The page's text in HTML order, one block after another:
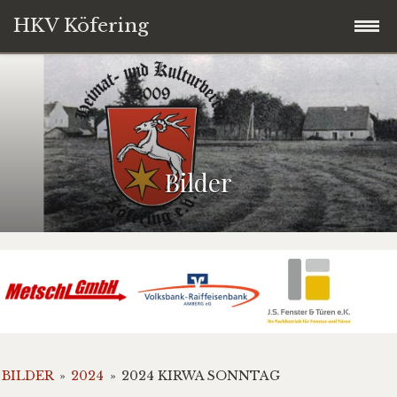
HKV Köfering
Termine
Brotbackofen
Kirwaleit
Über uns
Service
Bilder
BILDER » 2024 » 2024 KIRWA SONNTAG